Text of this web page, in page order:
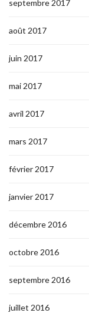
septembre 2017
août 2017
juin 2017
mai 2017
avril 2017
mars 2017
février 2017
janvier 2017
décembre 2016
octobre 2016
septembre 2016
juillet 2016